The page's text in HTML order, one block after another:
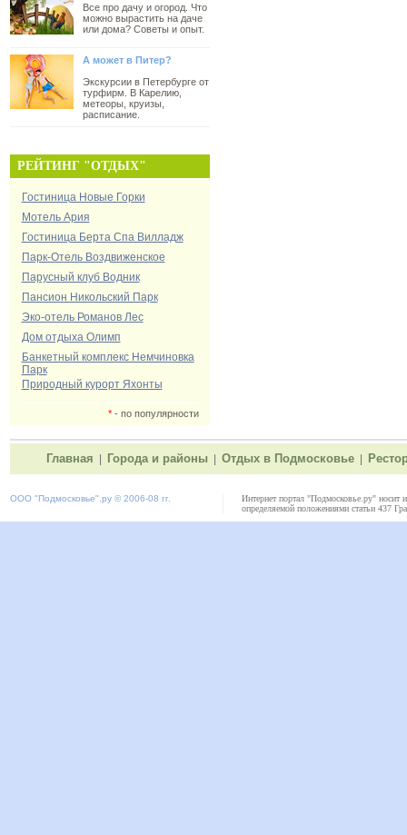
Все про дачу и огород. Что
можно вырастить на даче
или дома? Советы и опыт.
А может в Питер?
Экскурсии в Петербурге от
турфирм. В Карелию,
метеоры, круизы,
расписание.
РЕЙТИНГ "ОТДЫХ"
Гостиница Новые Горки
Мотель Ария
Гостиница Берта Спа Вилладж
Парк-Отель Воздвиженское
Парусный клуб Водник
Пансион Никольский Парк
Эко-отель Романов Лес
Дом отдыха Олимп
Банкетный комплекс Немчиновка
Парк
Природный курорт Яхонты
*- по популярности
Главная Города и районы Отдых в Подмосковье
ООО "Подмосковье" .ру © 2006-08 гг.
Интернет портал "Подмосковье.ру" носит
определяемой положениями статьи 437